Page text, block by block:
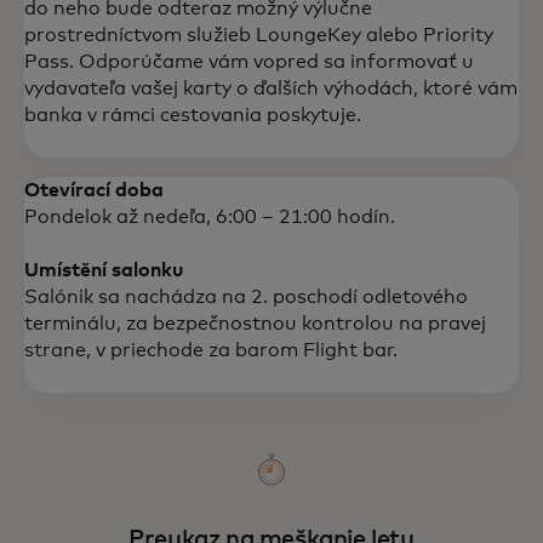
do neho bude odteraz možný výlučne
prostredníctvom služieb LoungeKey alebo Priority
Pass. Odporúčame vám vopred sa informovať u
vydavateľa vašej karty o ďalších výhodách, ktoré vám
banka v rámci cestovania poskytuje.
Otevírací doba
Pondelok až nedeľa, 6:00 – 21:00 hodín.
Umístění salonku
Salónik sa nachádza na 2. poschodí odletového
terminálu, za bezpečnostnou kontrolou na pravej
strane, v priechode za barom Flight bar.